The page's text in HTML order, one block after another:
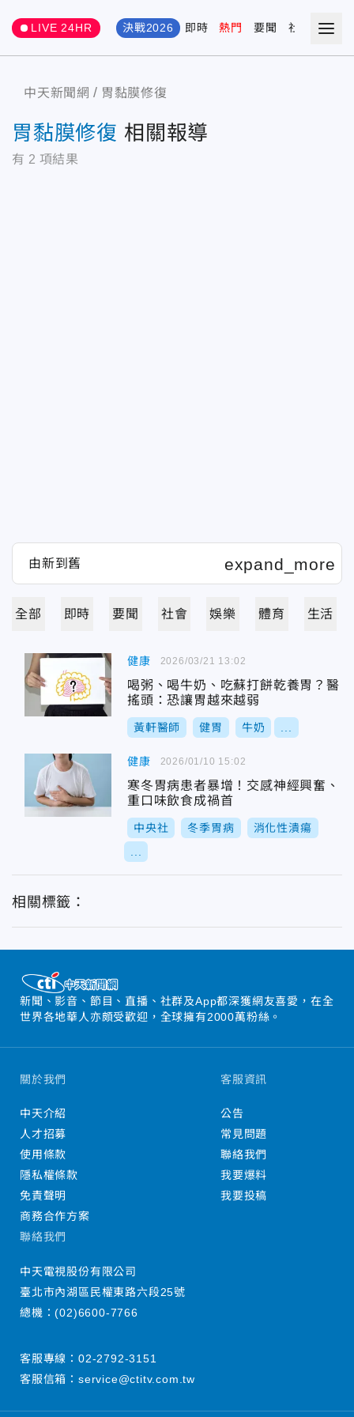
LIVE 24HR 決戰2026 即時 熱門 要聞 社會 娛樂
中天新聞網 胃黏膜修復
胃黏膜修復 相關報導
有 2 項結果
全部 即時 要聞 社會 娛樂 體育 生活
健康
喝粥、喝牛奶、吃蘇打餅乾養胃？醫
搖頭：恐讓胃越來越弱
黃軒醫師 健胃 牛奶
2026/03/21 13:02
健康
寒冬胃病患者暴增！交感神經興奮、
重口味飲食成禍首
中央社 冬季胃病 消化性潰瘍
2026/01/10 15:02
相關標籤：
新聞、影音、節目、直播、社群及App都深獲網友喜愛，在全
世界各地華人亦頗受歡迎，全球擁有2000萬粉絲。
關於我們
中天介紹
人才招募
使用條款
隱私權條款
免責聲明
商務合作方案
客服資訊
公告
常見問題
聯絡我們
我要爆料
我要投稿
聯絡我們
中天電視股份有限公司
臺北市內湖區民權東路六段25號
總機：(02)6600-7766
客服專線： 02-2792-3151
客服信箱： service@ctitv.com.tw